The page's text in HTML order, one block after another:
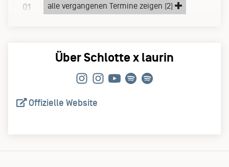
01
Samstag, 01.08.26
alle vergangenen Termine zeigen (2)
Über Schlotte x laurin
Offizielle Website